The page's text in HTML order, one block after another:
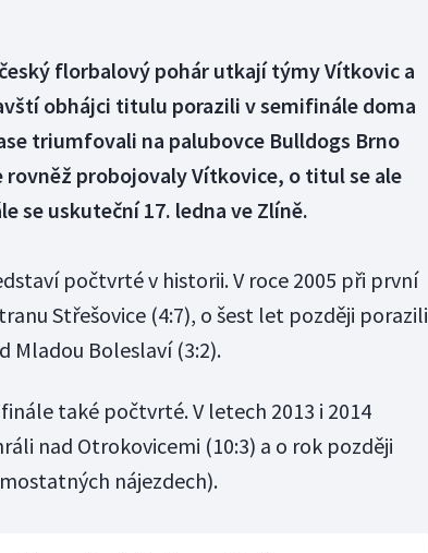
florbalový pohár utkají týmy Vítkovic a
obhájci titulu porazili v semifinále doma
triumfovali na palubovce Bulldogs Brno
rovněž probojovaly Vítkovice, o titul se ale
se uskuteční 17. ledna ve Zlíně.
počtvrté v historii. V roce 2005 při první
Střešovice (4:7), o šest let později porazili
Mladou Boleslaví (3:2).
také počtvrté. V letech 2013 i 2014
nad Otrokovicemi (10:3) a o rok později
nájezdech).